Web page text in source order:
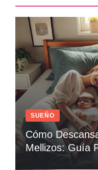
SUEÑO
Cómo
Mellizos: Guía